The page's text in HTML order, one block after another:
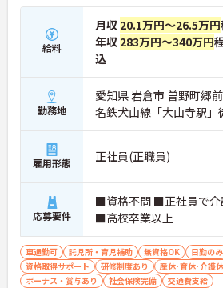
給料
月収 20.1万円～26.5万円
年収 283万円～340万円
込
勤務地
愛知県 岩倉市 曽野町郷
名鉄犬山線「大山寺駅」
雇用形態 正社員(正職員)
応募要件
■資格不問 ■正社員で介
■高校卒業以上
車通勤可 託児所・育児補助 無資格OK 日勤のみ
資格取得サポート
研修制度あり
産休･育休･介護
ボーナス・賞与あり
社会保険完備 交通費支給